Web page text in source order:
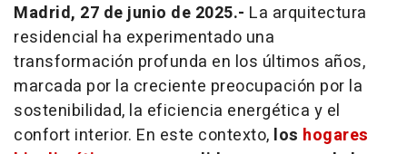
Madrid, 27 de junio de 2025.- La arquitectura
residencial ha experimentado una
transformación profunda en los últimos años,
marcada por la creciente preocupación por la
sostenibilidad, la eficiencia energética y el
confort interior. En este contexto, los hogares